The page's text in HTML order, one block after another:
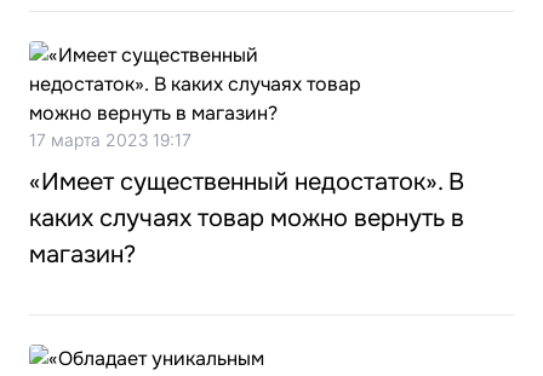
17 марта 2023 19:17
«Имеет существенный недостаток». В
каких случаях товар можно вернуть в
магазин?